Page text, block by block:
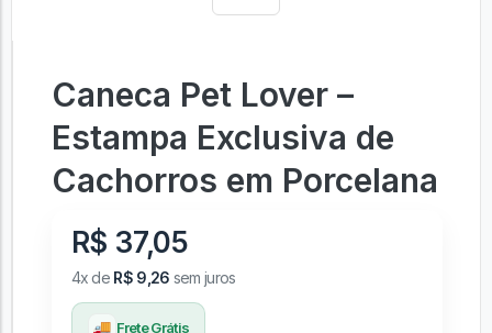
Caneca Pet Lover –
Estampa Exclusiva de
Cachorros em Porcelana
R$ 37,05
4x de R$ 9,26 sem juros
🚚 Frete Grátis